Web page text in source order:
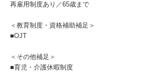
再雇用制度あり／65歳まで
＜教育制度・資格補助補足＞
■OJT
＜その他補足＞
■育児・介護休暇制度